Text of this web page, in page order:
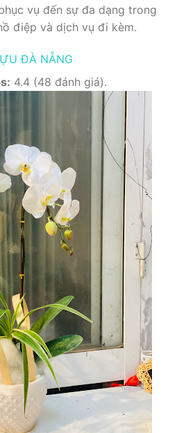
vụ đến sự đa dạng trong
điệp và dịch vụ đi kèm.
ĐÀ NẴNG
4.4 (48 đánh giá).